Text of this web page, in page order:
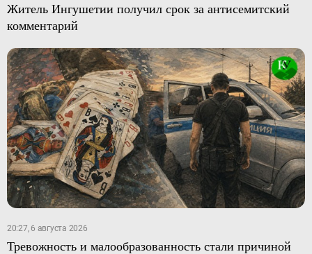
Житель Ингушетии получил срок за антисемитский
комментарий
20:27, 6 августа 2026
Тревожность и малообразованность стали причиной